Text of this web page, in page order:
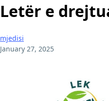
Letër e
mjedisi
January 27, 2025